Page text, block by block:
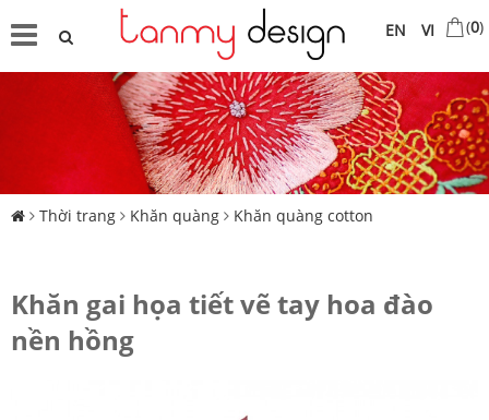
VI
EN (0)
Thời trang Khăn quàng Khăn quàng cotton
Khăn gai họa tiết vẽ tay hoa đào
nền hồng